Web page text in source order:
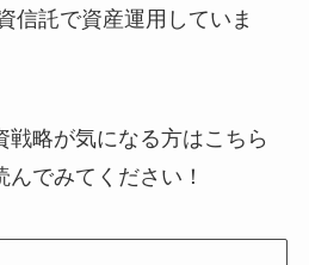
信託で資産運用していま
戦略が気になる方はこちら
でみてください！